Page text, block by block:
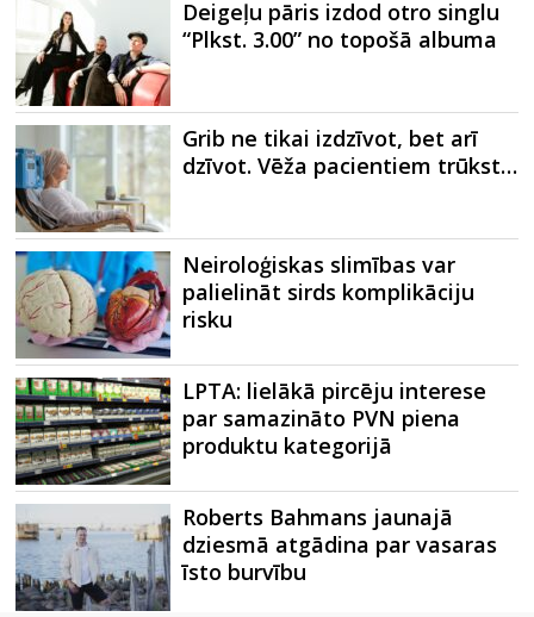
Deigeļu pāris izdod otro singlu
“Plkst. 3.00” no topošā albuma
Grib ne tikai izdzīvot, bet arī
dzīvot. Vēža pacientiem trūkst…
Neiroloģiskas slimības var
palielināt sirds komplikāciju
risku
LPTA: lielākā pircēju interese
par samazināto PVN piena
produktu kategorijā
Roberts Bahmans jaunajā
dziesmā atgādina par vasaras
īsto burvību